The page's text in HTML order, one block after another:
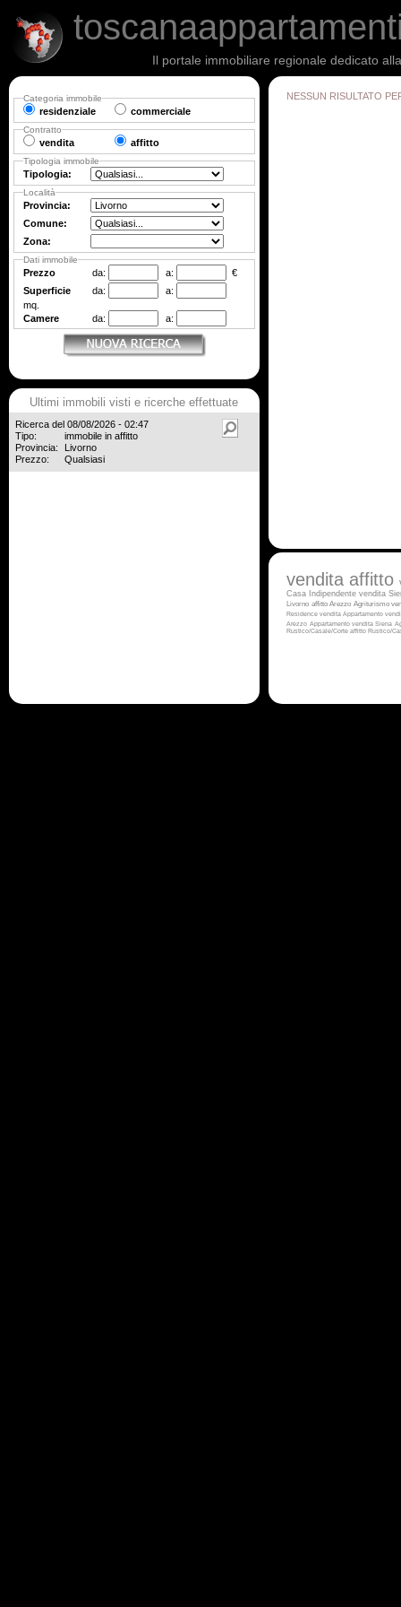
Il portale immobiliare regionale dedicato
NESSUN RISULTATO
vendita affitto
Casa Indipendente vendita
Livorno affitto Arezzo Agriturismo
Residence vendita Appartamento
Arezzo Appartamento vendita Siena
Rustico/Casale/Corte affitto Rustico/
Categoria immobile
residenziale commerciale
Contratto
vendita affitto
Tipologia immobile
Tipologia:
Località
Provincia:
Comune:
Zona:
Dati immobile
Prezzo da: a:
€
Superficie
da:
a:
mq.
Camere
da: a:
Ultimi immobili visti e ricerche effettuate
Ricerca del 08/08/2026 - 02:47
Tipo:
immobile in affitto
Provincia:
Livorno
Prezzo:
Qualsiasi